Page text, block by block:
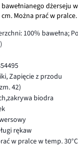
dżerseju
cm. Można prać w pralce.
100% bawełna;
Zapięcie z przodu
42)
biodra
rękaw
w pralce w temp.